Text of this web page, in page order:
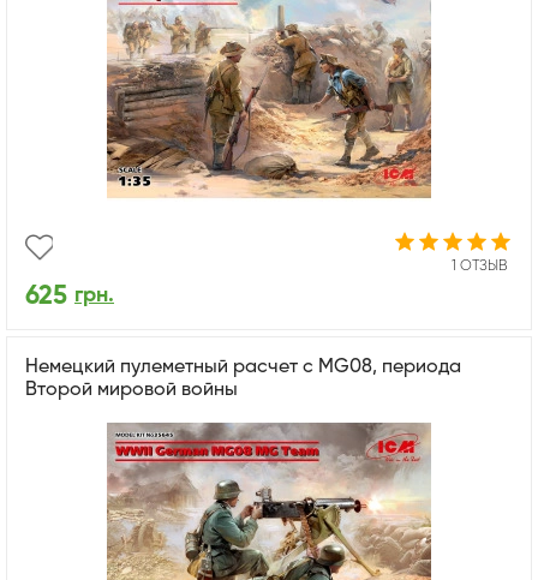
1 ОТЗЫВ
625 грн.
Немецкий пулеметный расчет с MG08, периода
Второй мировой войны